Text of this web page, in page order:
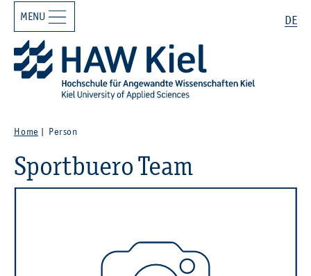
Zur Hauptnavigation springen Zum Hauptinhalt springen
DE
MENU
Home Person
Sportbuero Team